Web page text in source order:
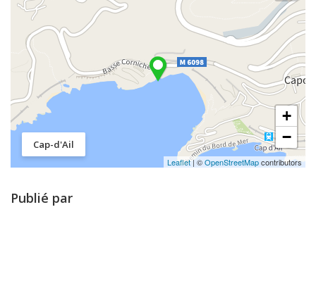
Cap-d'Ail
+
−
Leaflet| ©OpenStreetMapcontributors
Publié par